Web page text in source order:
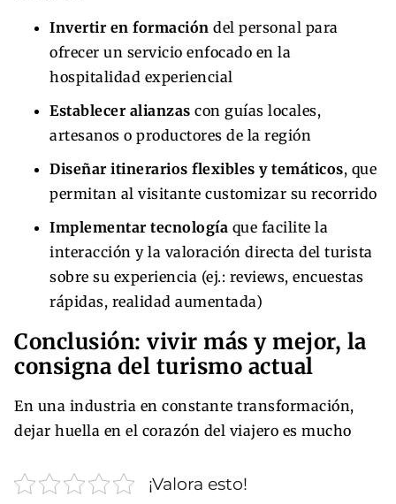
Invertir en formación del personal para
ofrecer un servicio enfocado en la
hospitalidad experiencial
Establecer alianzas con guías locales,
artesanos o productores de la región
Diseñar itinerarios flexibles y temáticos, que
permitan al visitante customizar su recorrido
Implementar tecnología que facilite la
interacción y la valoración directa del turista
sobre su experiencia (ej.: reviews, encuestas
rápidas, realidad aumentada)
Conclusión: vivir más y mejor, la
consigna del turismo actual
En una industria en constante transformación,
dejar huella en el corazón del viajero es mucho
¡Valora esto!